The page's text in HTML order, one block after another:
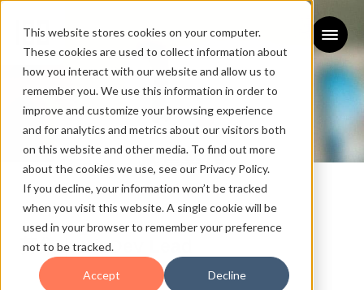
This website stores cookies on your computer.
These cookies are used to collect information about
how you interact with our website and allow us to
remember you. We use this information in order to
improve and customize your browsing experience
and for analytics and metrics about our visitors both
on this website and other media. To find out more
about the cookies we use, see our Privacy Policy.
If you decline, your information won’t be tracked
when you visit this website. A single cookie will be
used in your browser to remember your preference
not to be tracked.
Accept Decline
募集要項
REQUIREMENT
募集｜ BizDev Lead
2025/08/21